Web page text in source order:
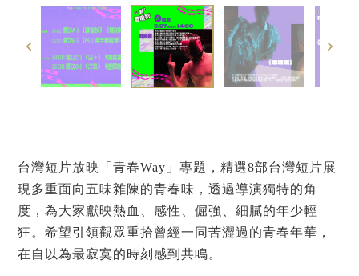
台灣短片放映「青春Way」專題，精選8部台灣短片展
現多重面向五味雜陳的青春味，透過導演獨特的角
度，為大家獻映熱血、感性、倔強、細膩的年少輕
狂。希望引領觀眾重拾曾經一同苦澀過的青春年華，
在自以為最寂寞的時刻感到共鳴。